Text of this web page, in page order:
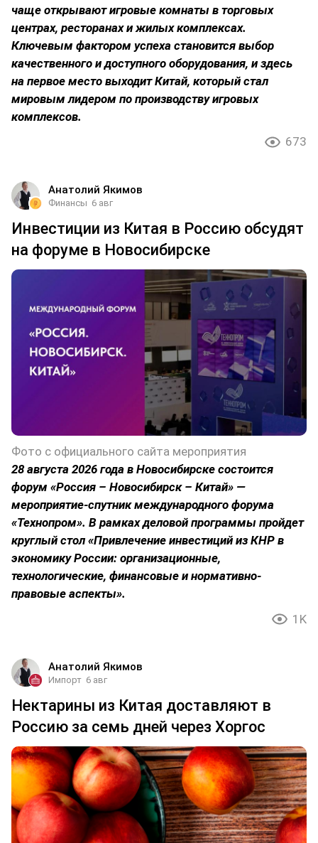
чаще открывают игровые комнаты в торговых
центрах, ресторанах и жилых комплексах.
Ключевым фактором успеха становится выбор
качественного и доступного оборудования, и здесь
на первое место выходит Китай, который стал
мировым лидером по производству игровых
комплексов.
673
Анатолий Якимов
Финансы 6 авг
Инвестиции из Китая в Россию обсудят
на форуме в Новосибирске
Фото с официального сайта мероприятия
28 августа 2026 года в Новосибирске состоится
форум «Россия – Новосибирск – Китай» —
мероприятие-спутник международного форума
«Технопром». В рамках деловой программы пройдет
круглый стол «Привлечение инвестиций из КНР в
экономику России: организационные,
технологические, финансовые и нормативно-
правовые аспекты».
1K
Анатолий Якимов
Импорт 6 авг
Нектарины из Китая доставляют в
Россию за семь дней через Хоргос